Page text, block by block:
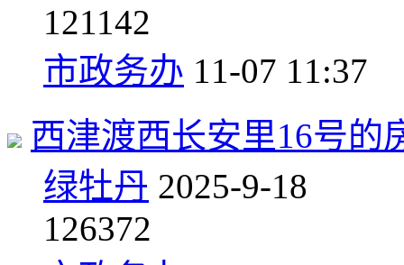
121142
市政务办 11-07 11:37
西津渡西长安里16号的
绿牡丹 2025-9-18
126372